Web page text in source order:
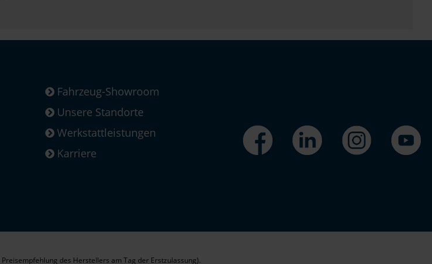
Fahrzeug-Showroom
Unsere Standorte
Werkstattleistungen
Karriere
des Herstellers am Tag der Erstzulassung).